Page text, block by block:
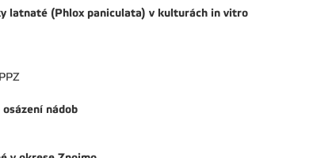
latnaté (Phlox paniculata) v kulturách in vitro
nádob